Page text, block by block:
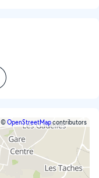
©OpenStreetMapcontributors